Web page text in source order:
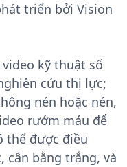
triển bởi Vision
kỹ thuật số
cứu thị lực;
nén hoặc nén,
rướm máu để
thể được điều
cân bằng trắng, và